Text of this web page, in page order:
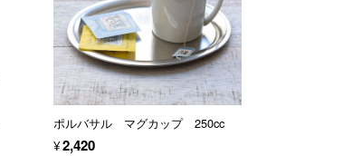
ポルバサル マグカップ 250cc
¥2,420